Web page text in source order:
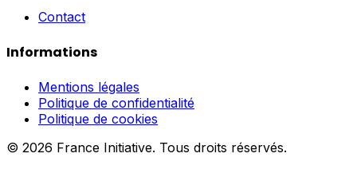
Contact
Informations
Mentions légales
Politique de confidentialité
Politique de cookies
© 2026 France Initiative. Tous droits réservés.